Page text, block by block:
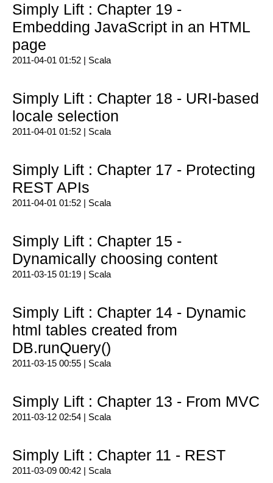
Simply Lift : Chapter 19 -
Embedding JavaScript in an HTML
page
2011-04-01 01:52 | Scala
Simply Lift : Chapter 18 - URI-based
locale selection
2011-04-01 01:52 | Scala
Simply Lift : Chapter 17 - Protecting
REST APIs
2011-04-01 01:52 | Scala
Simply Lift : Chapter 15 -
Dynamically choosing content
2011-03-15 01:19 | Scala
Simply Lift : Chapter 14 - Dynamic
html tables created from
DB.runQuery()
2011-03-15 00:55 | Scala
Simply Lift : Chapter 13 - From MVC
2011-03-12 02:54 | Scala
Simply Lift : Chapter 11 - REST
2011-03-09 00:42 | Scala